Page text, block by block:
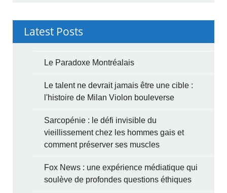
Latest Posts
Le Paradoxe Montréalais
Le talent ne devrait jamais être une cible :
l'histoire de Milan Violon bouleverse
Sarcopénie : le défi invisible du
vieillissement chez les hommes gais et
comment préserver ses muscles
Fox News : une expérience médiatique qui
soulève de profondes questions éthiques